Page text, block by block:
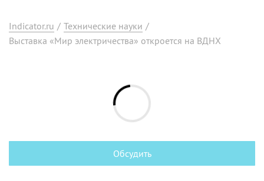
Indicator.ru / Технические науки /
Выставка «Мир электричества» откроется на ВДНХ
Обсудить